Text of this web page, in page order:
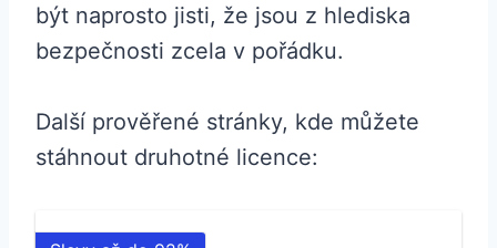
být naprosto jisti, že jsou z hlediska
bezpečnosti zcela v pořádku.
Další prověřené stránky, kde můžete
stáhnout druhotné licence: